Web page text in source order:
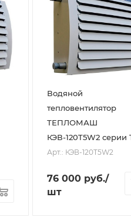
Водяной
тепловентилятор
ТЕПЛОМАШ
КЭВ-120T5W2 серии
Арт.: КЭВ-120T5W2
76 000 руб./
шт